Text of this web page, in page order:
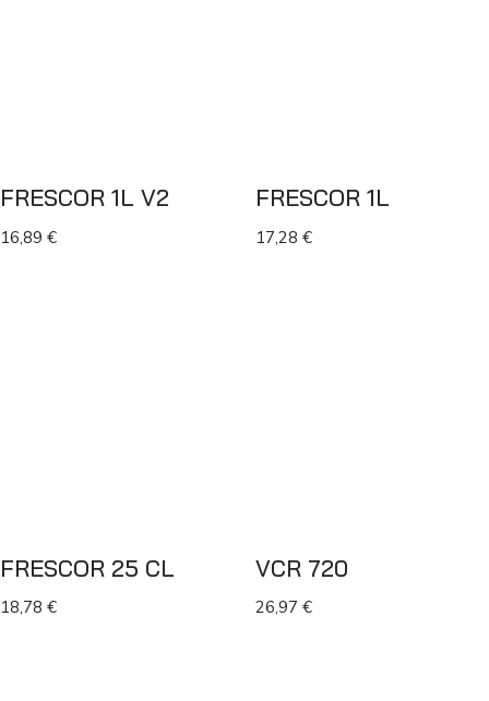
FRESCOR 1L V2
16,89 €
FRESCOR 1L
17,28 €
FRESCOR 25 CL
18,78 €
VCR 720
26,97 €